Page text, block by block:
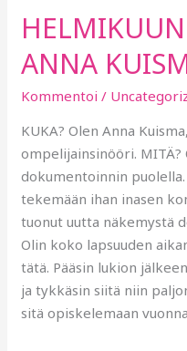
ANNA
Kommentoi /
KUKA? Olen Anna
ompelijainsinööri.
dokumentoinnin
tekemään ihan inasen
tuonut uutta näkemystä
Olin koko lapsuuden
tätä. Pääsin lukion
ja tykkäsin siitä niin
sitä opiskelemaan